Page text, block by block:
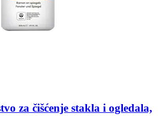
za čišćenje stakla i ogledala,